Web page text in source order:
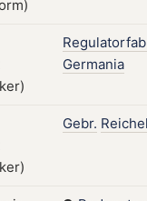
Germania
Gebr.